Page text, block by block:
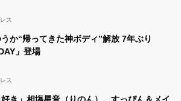
ス
か“帰ってきた神ボディ”解放 7年ぶり
」登場
ス